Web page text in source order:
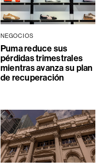
NEGOCIOS
Puma reduce sus
pérdidas trimestrales
mientras avanza su plan
de recuperación